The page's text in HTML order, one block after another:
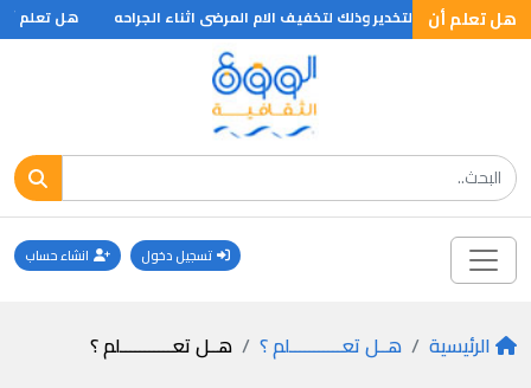
هل تعلم أن
الاثير في التخدير وذلك لتخفيف الام المرضى اثناء الجراحه هل تعلم
تسجيل دخول انشاء حساب
الرئيسية هــل تعـــــــــــلم ؟ هــل تعـــــــــــلم ؟